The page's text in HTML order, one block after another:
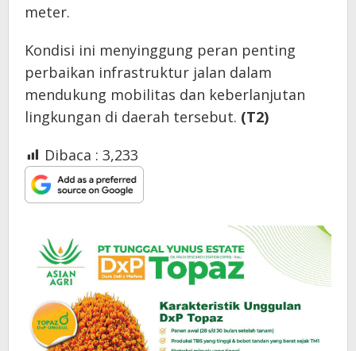
meter.
Kondisi ini menyinggung peran penting
perbaikan infrastruktur jalan dalam
mendukung mobilitas dan keberlanjutan
lingkungan di daerah tersebut. (T2)
Dibaca : 3,233